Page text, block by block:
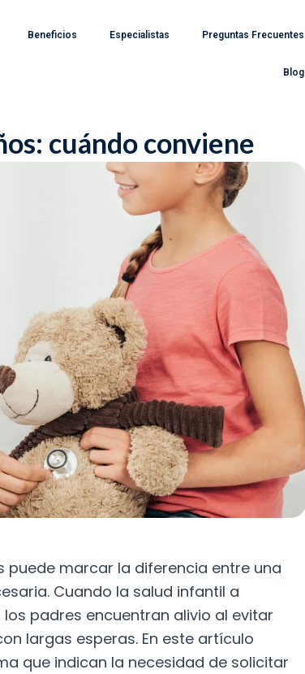
Beneficios Especialistas Preguntas Frecuentes
Blog
cuándo conviene
marcar la diferencia entre una
Cuando la salud infantil a
padres encuentran alivio al evitar
largas esperas. En este artículo
que indican la necesidad de solicitar